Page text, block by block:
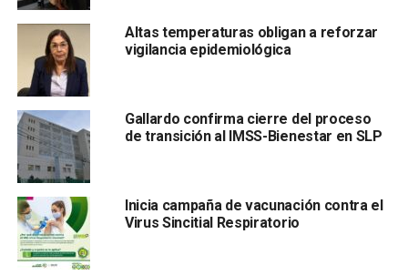
materiales de curación, pero todos ya gestionados por la
Coordinación Estatal d el IMSS-Bienestar
.
Dijo que se sostuvo una reunión entre autoridades de
salud en el estado, del
IMSS-Bienestar y del Hospital
Altas temperaturas obligan a reforzar
vigilancia epidemiológica
Gallardo confirma cierre del proceso
de transición al IMSS-Bienestar en SLP
Inicia campaña de vacunación contra el
Virus Sincitial Respiratorio